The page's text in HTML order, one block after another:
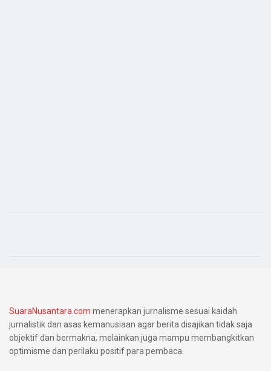
SuaraNusantara.com menerapkan jurnalisme sesuai kaidah
jurnalistik dan asas kemanusiaan agar berita disajikan tidak saja
objektif dan bermakna, melainkan juga mampu membangkitkan
optimisme dan perilaku positif para pembaca.